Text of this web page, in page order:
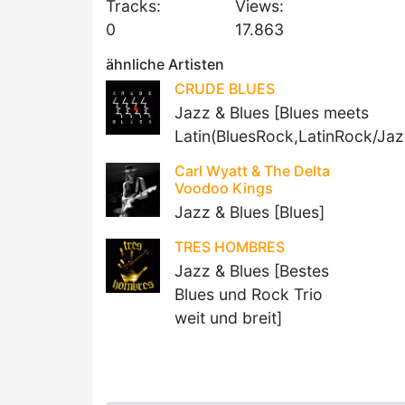
Tracks:
0
Views:
17.863
ähnliche Artisten
CRUDE BLUES
Jazz & Blues [Blues meets
Latin(BluesRock,LatinRock/
Carl Wyatt & The Delta
Voodoo Kings
Jazz & Blues [Blues]
TRES HOMBRES
Jazz & Blues [Bestes
Blues und Rock Trio
weit und breit]